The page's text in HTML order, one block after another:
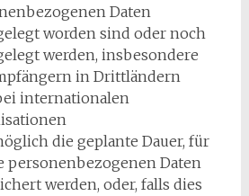
Daten
worden sind oder noch
werden, insbesondere
in Drittländern
internationalen
die geplante Dauer, für
personenbezogenen Daten
werden, oder, falls dies